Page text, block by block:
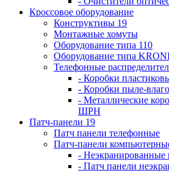
Кроссовое оборудование
Конструктивы 19
Монтажные хомуты
Оборудование типа 110
Оборудование типа
Телефонные
- Коробки
- Коробки пыле-
- Металлические
ШРН
Патч-панели 19
Патч панели телефонные
Патч-панели
- Неэкранированные
- Патч панели